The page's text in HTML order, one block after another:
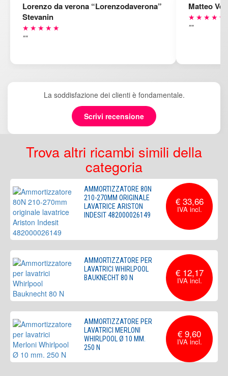
Lorenzo da verona “Lorenzodaverona”
Stevanin
★★★★★
""
Matteo
★★★★★
""
La soddisfazione dei clienti è fondamentale.
Scrivi recensione
Trova altri ricambi simili della
categoria
AMMORTIZZATORE 80N
210-270MM ORIGINALE
LAVATRICE ARISTON
INDESIT 482000026149
€ 33,66
AMMORTIZZATORE PER
LAVATRICI WHIRLPOOL
BAUKNECHT 80 N
€ 12,17
AMMORTIZZATORE PER
LAVATRICI MERLONI
WHIRLPOOL Ø 10 MM.
250 N
€ 9,60